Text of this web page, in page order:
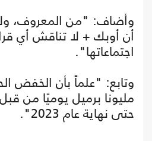
وأضاف: "من المعروف،
أن أوبك + لا تناقش أي
اجتماعاتها".
وتابع: "علماً بأن الخفض
مليونا برميل يوميًا من
حتى نهاية عام 2023".